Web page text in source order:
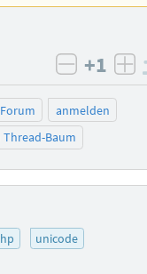
negativ
+1
anmelden
Thread-Baum
unicode